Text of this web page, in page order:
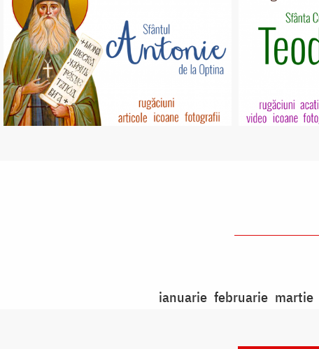
ianuarie februarie martie